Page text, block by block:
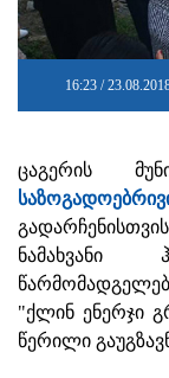
16:23 /
ცაგერის
ნამახვანი
"ქლინ ენერჯი
წერილი